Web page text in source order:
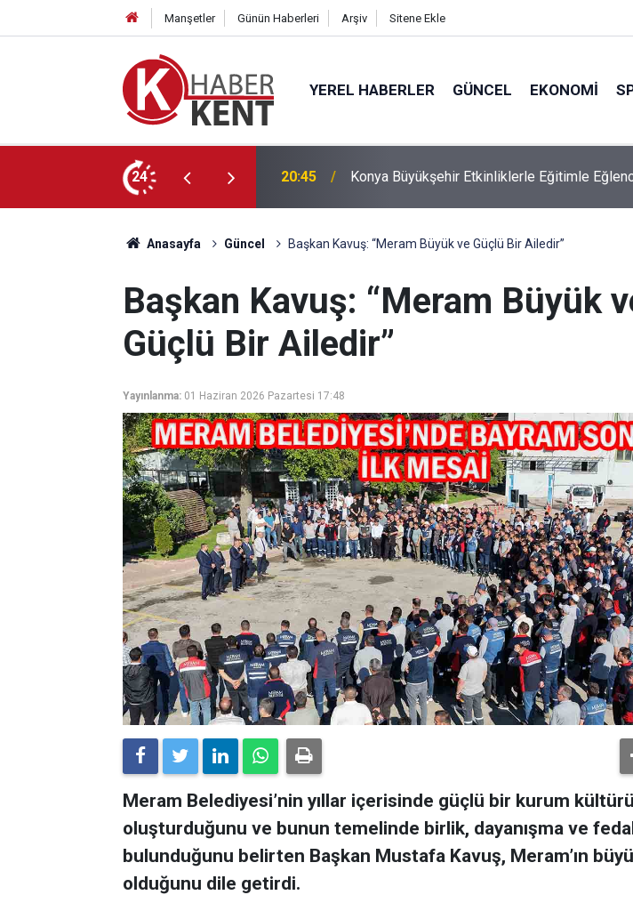
Manşetler Günün Haberleri Arşiv Sitene Ekle
YEREL HABERLER GÜNCEL EKONOMI
24
Eğlenceyi Bir Araya Getiriyor 20:27 Başkan Öztürk: “Konya Sanayisi Bugün
Anasayfa Güncel Başkan Kavuş: “Meram Büyük ve Güçlü Bir Ailedir”
Başkan Kavuş: “Meram Büyük
Güçlü Bir Ailedir”
Yayınlanma: 01 Haziran 2026 Pazartesi 17:48
Meram Belediyesi’nin yıllar içerisinde güçlü bir kurum kültürü
oluşturduğunu ve bunun temelinde birlik, dayanışma ve
bulunduğunu belirten Başkan Mustafa Kavuş, Meram’ın
olduğunu dile getirdi.